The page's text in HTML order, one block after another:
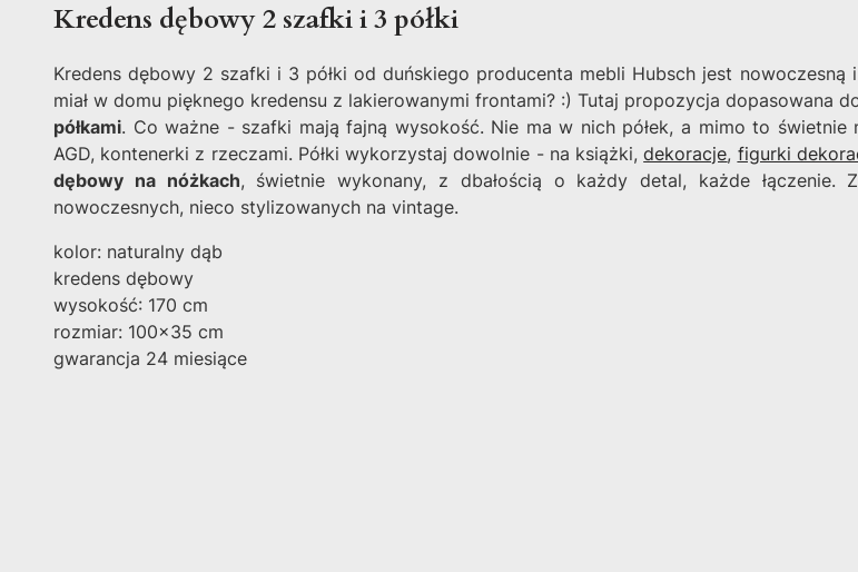
Kredens dębowy 2 szafki i 3 półki
Kredens dębowy 2 szafki i 3 półki od duńskiego producenta mebli Hubsch jest nowoczesną i
miał w domu pięknego kredensu z lakierowanymi frontami? :) Tutaj propozycja dopasowana
półkami. Co ważne - szafki mają fajną wysokość. Nie ma w nich półek, a mimo to
AGD, kontenerki z rzeczami. Półki wykorzystaj dowolnie - na książki,dekoracje, figurki
dębowy na nóżkach, świetnie wykonany, z dbałością o każdy detal, każde łączenie.
nowoczesnych, nieco stylizowanych na vintage.
kolor: naturalny dąb
kredens dębowy
wysokość: 170 cm
rozmiar: 100x35 cm
gwarancja 24 miesiące